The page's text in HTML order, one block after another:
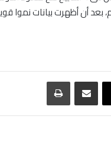
بعد أن أظهرت بيانات نموا
مشاركة عبر البريد طباعة